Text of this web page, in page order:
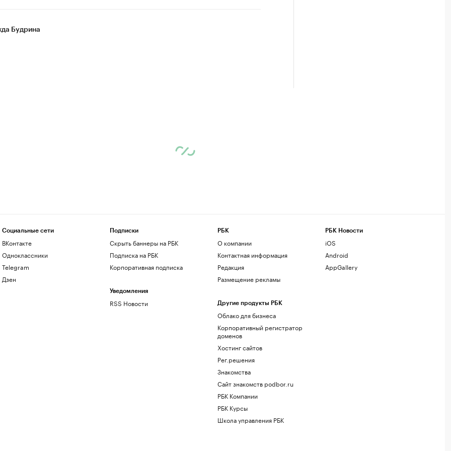
Будрина
Социальные сети
ВКонтакте
Одноклассники
Telegram
Дзен
Подписки
Скрыть баннеры на РБК
Подписка на РБК
Корпоративная подписка
Уведомления
RSS Новости
РБК
О компании
Контактная информация
Редакция
Размещение рекламы
Другие продукты РБК
Облако для бизнеса
Корпоративный регистратор
доменов
Хостинг сайтов
Рег.решения
Знакомства
Сайт знакомств podbor.ru
РБК Компании
РБК Курсы
Школа управления РБК
РБК Новости
iOS
Android
AppGallery